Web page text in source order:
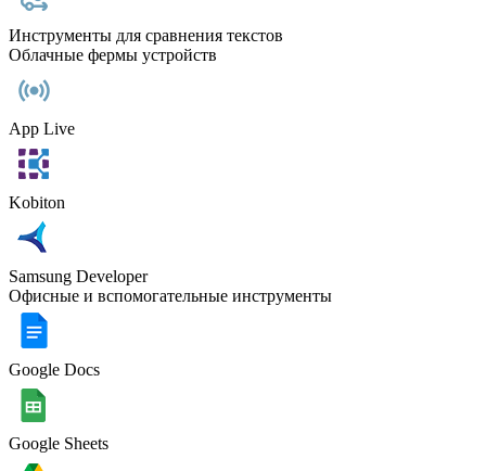
Инструменты для сравнения текстов
Облачные фермы устройств
App Live
Kobiton
Samsung Developer
Офисные и вспомогательные инструменты
Google Docs
Google Sheets